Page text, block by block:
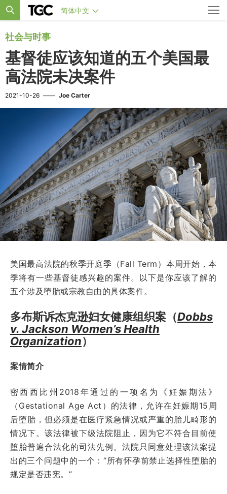
简体中文
社会与时事
基督徒应该知道的五个美国最
高法院未决案件
2021-10-26 —— Joe Carter
美国最高法院的秋季开庭季（Fall Term）本周开始，本
季将有一些基督徒感兴趣的案件。以下是你应该了解的
五个涉及堕胎或宗教自由的具体案件。
多布斯诉杰克逊妇女健康组织案（Dobbs
v. Jackson Women’s Health
Organization）
案情简介
密西西比州2018年通过的一项名为《妊娠期法》
（Gestational Age Act）的法律，允许在妊娠期15周
后堕胎，但必须是在医疗紧急情况或严重的胎儿畸形的
情况下。该法律被下级法院阻止，因为它不符合目前使
堕胎普遍合法化的司法先例。法院只同意处理该法案提
出的三个问题中的一个：“所有怀孕前禁止选择性堕胎的
规定是否违宪。”